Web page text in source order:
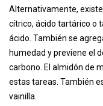
Alternativamente,
cítrico, ácido tartárico o
ácido. También se
humedad y previene el
carbono. El almidón de
estas tareas. También
vainilla.